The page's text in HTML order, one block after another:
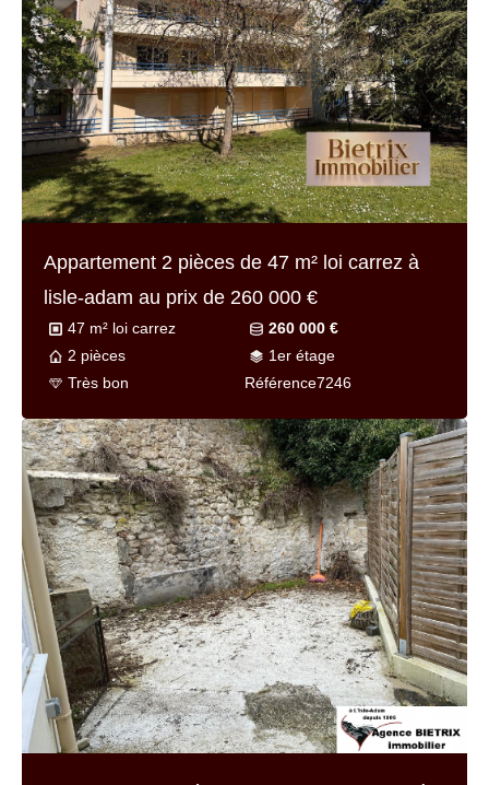
Appartement 2 pièces de 47 m² loi carrez à
lisle-adam au prix de 260 000 €
47 m² loi carrez
260 000 €
2 pièces
1er étage
Très bon
Référence7246